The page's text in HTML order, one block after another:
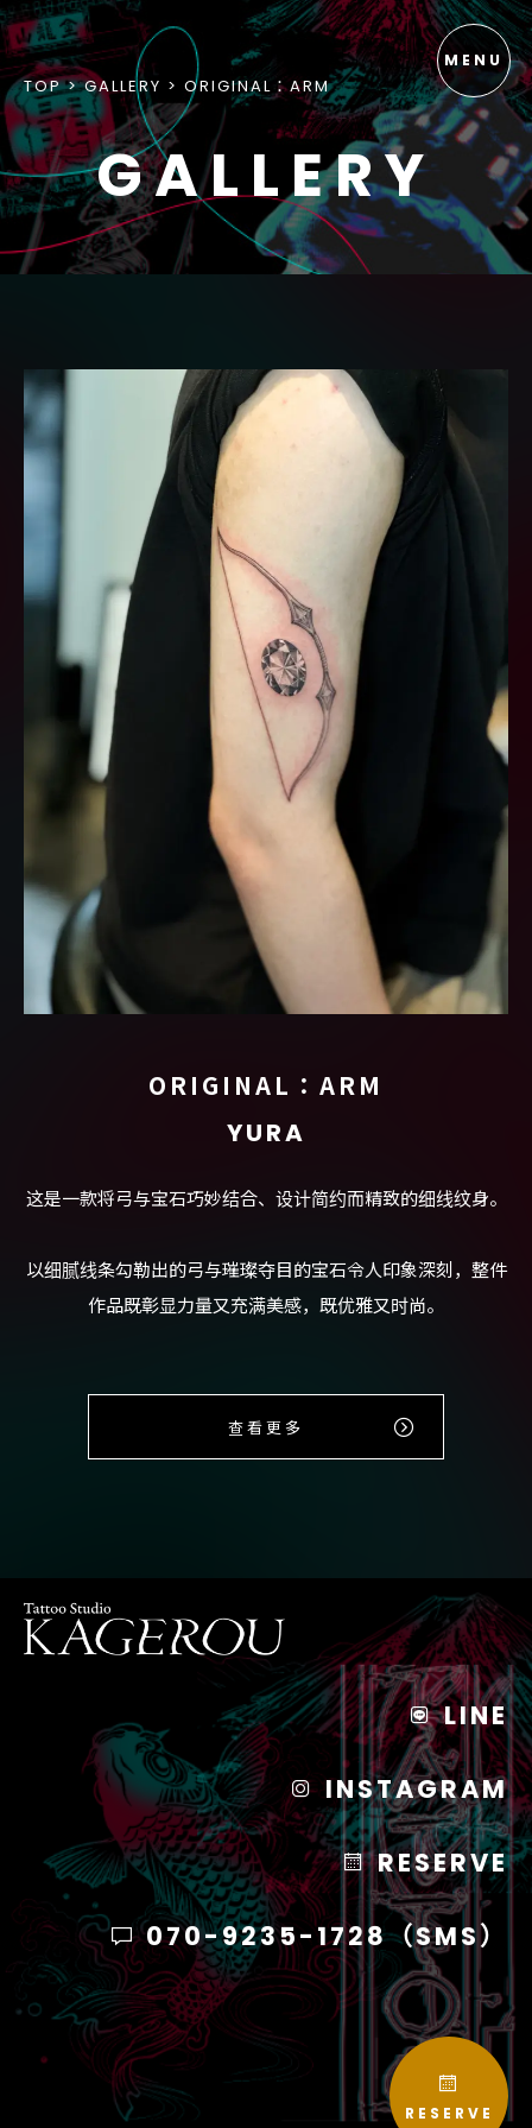
RESERVE
TOP GALLERY ORIGINAL：ARM
GALLERY
ORIGINAL：ARM
YURA
这是一款将弓与宝石巧妙结合、设计简约而精致的细线纹身。
以细腻线条勾勒出的弓与璀璨夺目的宝石令人印象深刻，整件
作品既彰显力量又充满美感，既优雅又时尚。
查看更多
LINE
INSTAGRAM
RESERVE
070-9235-1728（SMS）